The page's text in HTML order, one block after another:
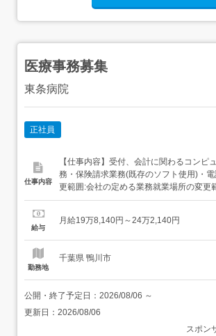
医療事務募集
東条病院
正社員
仕事内容
【仕事内容】受付、会計に関わるコンピ
務・保険請求業務(既存のソフト使用)・
更範囲:会社の定める業務就業場所の変更
【経験・資格】<応募要件>無資格可経験
与】月給 198,140円 〜 242,140円<給与の
給与
月給19万8,140円～24万2,140円
勤務地
千葉県 鴨川市
公開・終了予定日： 2026/08/06 ～
更新日： 2026/08/06
スポン